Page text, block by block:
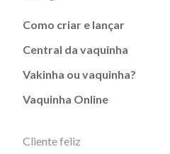
Como criar e lançar
Central da vaquinha
Vakinha ou vaquinha?
Vaquinha Online
Cliente feliz